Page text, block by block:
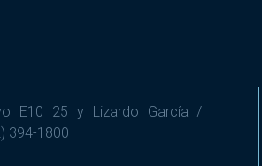
E10 25 y Lizardo García /
394-1800